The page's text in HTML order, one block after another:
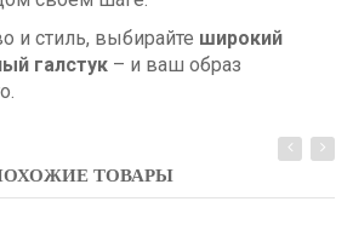
и стиль, выбирайте широкий
галстук – и ваш образ
ТОВАРЫ